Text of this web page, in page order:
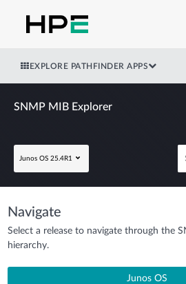
EXPLORE PATHFINDER APPS
SNMP MIB Explorer
Junos OS 25.4R1
Navigate
Select a release to navigate through the
hierarchy.
Junos OS